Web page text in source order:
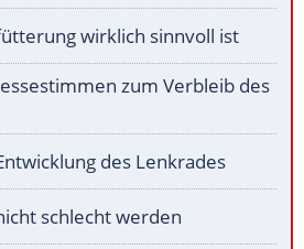
wirklich sinnvoll ist
zum Verbleib des
des Lenkrades
schlecht werden